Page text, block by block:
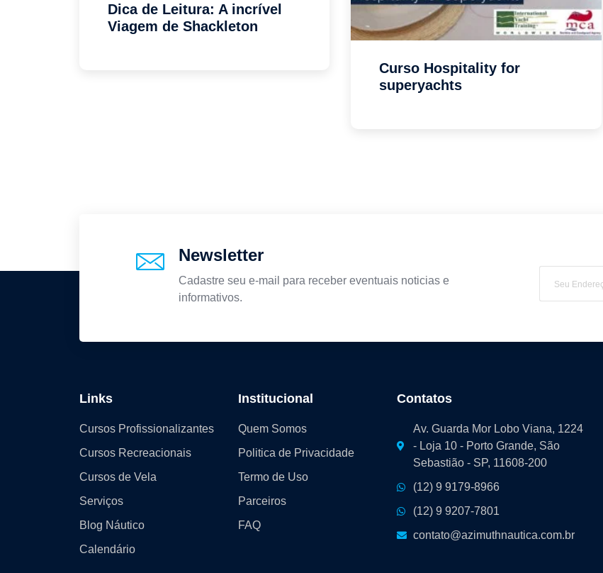
Dica de Leitura: A incrível
Viagem de Shackleton
Curso Hospitality for
superyachts
Newsletter
Cadastre seu e-mail para receber eventuais noticias e
informativos.
Links
Cursos Profissionalizantes
Cursos Recreacionais
Cursos de Vela
Serviços
Blog Náutico
Calendário
Institucional
Quem Somos
Politica de Privacidade
Termo de Uso
Parceiros
FAQ
Contatos
Av. Guarda Mor Lobo Viana, 1224
- Loja 10 - Porto Grande, São
Sebastião - SP, 11608-200
(12) 9 9179-8966
(12) 9 9207-7801
contato@azimuthnautica.com.br